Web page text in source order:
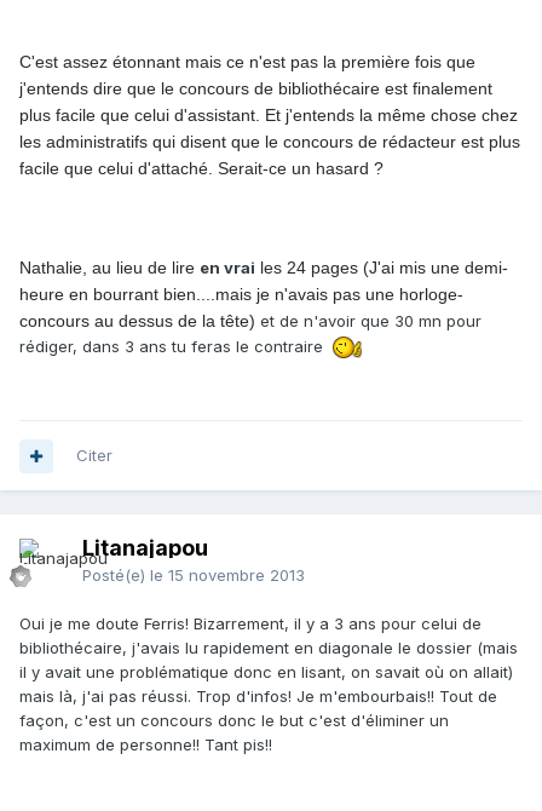
C'est assez étonnant mais ce n'est pas la première fois que
j'entends dire que le concours de bibliothécaire est finalement
plus facile que celui d'assistant. Et j'entends la même chose chez
les administratifs qui disent que le concours de rédacteur est plus
facile que celui d'attaché. Serait-ce un hasard ?
Nathalie, au lieu de lire en vrai les 24 pages (J'ai mis une demi-
heure en bourrant bien....mais je n'avais pas une horloge-
concours au dessus de la tête) et de n'avoir que 30 mn pour
rédiger, dans 3 ans tu feras le contraire
Citer
Litanajapou
Posté(e) le 15 novembre 2013
Oui je me doute Ferris! Bizarrement, il y a 3 ans pour celui de
bibliothécaire, j'avais lu rapidement en diagonale le dossier (mais
il y avait une problématique donc en lisant, on savait où on allait)
mais là, j'ai pas réussi. Trop d'infos! Je m'embourbais!! Tout de
façon, c'est un concours donc le but c'est d'éliminer un
maximum de personne!! Tant pis!!